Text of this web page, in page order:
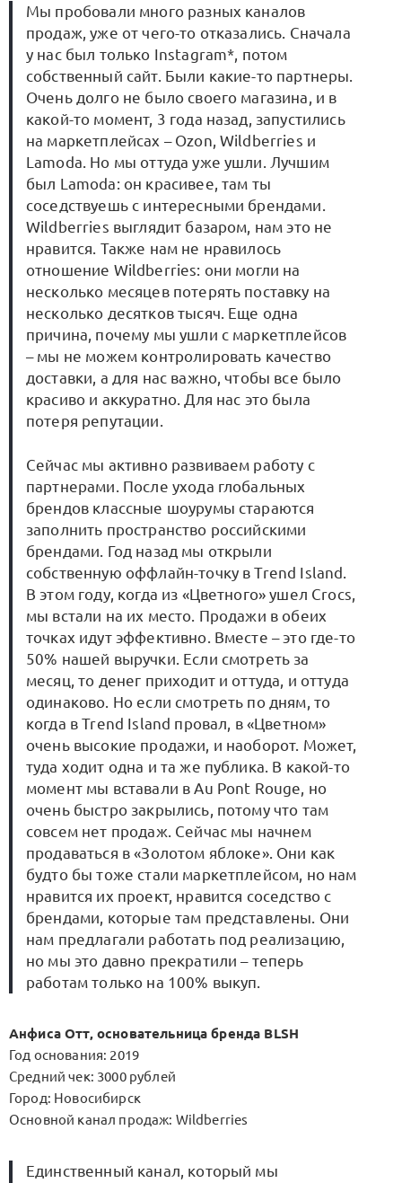
Мы пробовали много разных каналов
продаж, уже от чего-то отказались. Сначала
у нас был только Instagram*, потом
собственный сайт. Были какие-то партнеры.
Очень долго не было своего магазина, и в
какой-то момент, 3 года назад, запустились
на маркетплейсах – Ozon, Wildberries и
Lamoda. Но мы оттуда уже ушли. Лучшим
был Lamoda: он красивее, там ты
соседствуешь с интересными брендами.
Wildberries выглядит базаром, нам это не
нравится. Также нам не нравилось
отношение Wildberries: они могли на
несколько месяцев потерять поставку на
несколько десятков тысяч. Еще одна
причина, почему мы ушли с маркетплейсов
– мы не можем контролировать качество
доставки, а для нас важно, чтобы все было
красиво и аккуратно. Для нас это была
потеря репутации.
Сейчас мы активно развиваем работу с
партнерами. После ухода глобальных
брендов классные шоурумы стараются
заполнить пространство российскими
брендами. Год назад мы открыли
собственную оффлайн-точку в Trend Island.
В этом году, когда из «Цветного» ушел Crocs,
мы встали на их место. Продажи в обеих
точках идут эффективно. Вместе – это где-то
50% нашей выручки. Если смотреть за
месяц, то денег приходит и оттуда, и оттуда
одинаково. Но если смотреть по дням, то
когда в Trend Island провал, в «Цветном»
очень высокие продажи, и наоборот. Может,
туда ходит одна и та же публика. В какой-то
момент мы вставали в Au Pont Rouge, но
очень быстро закрылись, потому что там
совсем нет продаж. Сейчас мы начнем
продаваться в «Золотом яблоке». Они как
будто бы тоже стали маркетплейсом, но нам
нравится их проект, нравится соседство с
брендами, которые там представлены. Они
нам предлагали работать под реализацию,
но мы это давно прекратили – теперь
работам только на 100% выкуп.
Анфиса Отт, основательница бренда BLSH
Год основания: 2019
Средний чек: 3000 рублей
Город: Новосибирск
Основной канал продаж: Wildberries
Единственный канал, который мы